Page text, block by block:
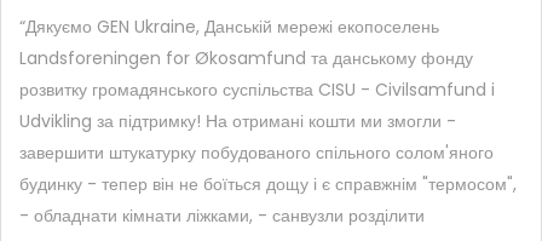
“Дякуємо GEN Ukraine, Данській мережі екопоселень
Landsforeningen for Økosamfund та данському фонду
розвитку громадянського суспільства CISU - Civilsamfund i
Udvikling за підтримку! На отримані кошти ми змогли -
завершити штукатурку побудованого спільного солом'яного
будинку - тепер він не боїться дощу і є справжнім "термосом",
- обладнати кімнати ліжками, - санвузли розділити